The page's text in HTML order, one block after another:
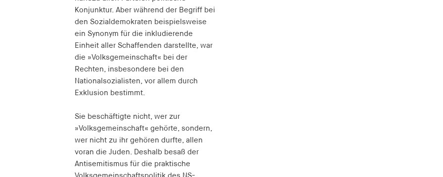
Konjunktur. Aber während der Begriff bei
den Sozialdemokraten beispielsweise
ein Synonym für die inkludierende
Einheit aller Schaffenden darstellte, war
die »Volksgemeinschaft« bei der
Rechten, insbesondere bei den
Nationalsozialisten, vor allem durch
Exklusion bestimmt.
Sie beschäftigte nicht, wer zur
»Volksgemeinschaft« gehörte, sondern,
wer nicht zu ihr gehören durfte, allen
voran die Juden. Deshalb besaß der
Antisemitismus für die praktische